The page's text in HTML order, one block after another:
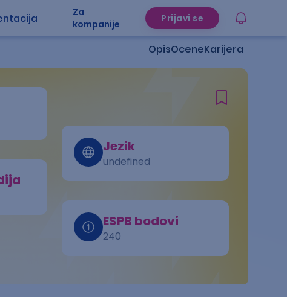
Za
kompanije
Prijavi se
OpisOceneKarijera
Jezik
undefined
ESPB bodovi
240